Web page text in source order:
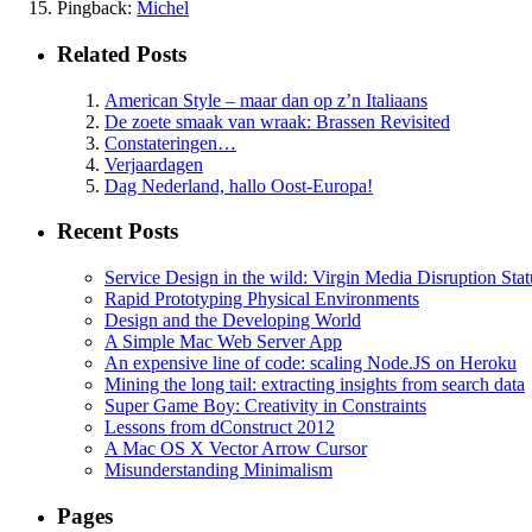
Pingback: Michel
Related Posts
American Style – maar dan op z’n Italiaans
De zoete smaak van wraak: Brassen Revisited
Constateringen…
Verjaardagen
Dag Nederland, hallo Oost-Europa!
Recent Posts
Service Design in the wild: Virgin Media Disruption
Rapid Prototyping Physical Environments
Design and the Developing World
A Simple Mac Web Server App
An expensive line of code: scaling Node.JS on Heroku
Mining the long tail: extracting insights from search data
Super Game Boy: Creativity in Constraints
Lessons from dConstruct 2012
A Mac OS X Vector Arrow Cursor
Misunderstanding Minimalism
Pages